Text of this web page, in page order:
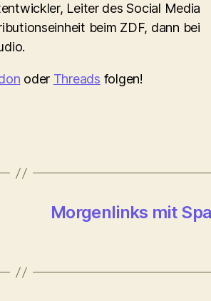
Leiter des Social Media
beim ZDF, dann bei
oder Threads folgen!
Morgenlinks mit